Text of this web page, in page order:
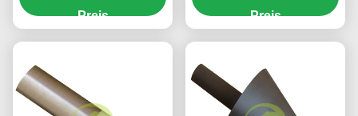
Festigkeit und des
Teilen ̇ 50N-Fingerprobe
Preis
Haushaltsgeräten
Preis